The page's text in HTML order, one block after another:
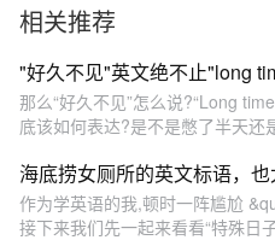
“奶奶”
相关推荐
"好久不见"英文绝不止"long
那么“好久不见”怎么说?“Long
底该如何表达?是不是憋了半天还
海底捞女厕所的英文标语，
作为学英语的我,顿时一阵尴尬
接下来我们先一起来看看“特殊日